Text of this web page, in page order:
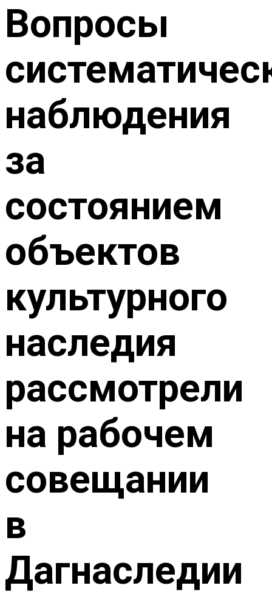
Вопросы
наблюдения
за
состоянием
объектов
культурного
наследия
рассмотрели
на рабочем
совещании
в
Дагнаследии